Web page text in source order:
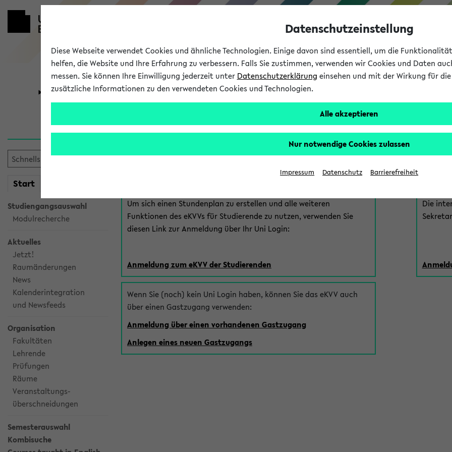
Universität Forschung Studium
Start
Studiengangsauswahl
Modulrecherche
Aktuelles
Jetzt!
Raumänderungen
News
Kalenderintegration
und Newsfeeds
Organisation
Fakultäten
Lehrende
Prüfungen
Räume
Veranstaltungs-
überschneidungen
Semesterauswahl
Kombisuche
Anmeldung am eKVV
Es gibt mehrere Möglichkeiten zur Anmeldung am eKVV. Bitte wählen Sie die für Sie richtige
Um sich einen Stundenplan zu erstellen und alle weiteren
Funktionen des eKVVs für Studierende zu nutzen, verwenden Sie
diesen Link zur Anmeldung über Ihr Uni Login:
Anmeldung zum eKVV der Studierenden
Wenn Sie (noch) kein Uni Login haben, können Sie das eKVV auch
über einen Gastzugang verwenden:
Anmeldung über einen vorhandenen Gastzugang
Anlegen eines neuen Gastzugangs
Die
Datenschutzeinstellung
Diese Webseite verwendet Cookies und ähnliche Technologien. Einige davon sind essentiell, um die
helfen, die Website und Ihre Erfahrung zu verbessern. Falls Sie zustimmen, verwenden wir Cookies und Daten
messen. Sie können Ihre Einwilligung jederzeit unter Datenschutzerklärung einsehen und mit der Wirkung für
zusätzliche Informationen zu den verwendeten Cookies und Technologien.
Alle akzeptieren
Nur notwendige Cookies zulassen
Impressum Datenschutz Barrierefreiheit